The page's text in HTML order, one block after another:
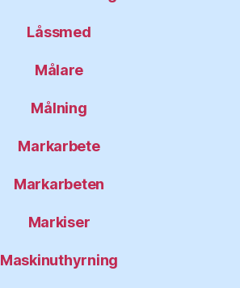
Låssmed
Målare
Målning
Markarbete
Markarbeten
Markiser
Maskinuthyrning